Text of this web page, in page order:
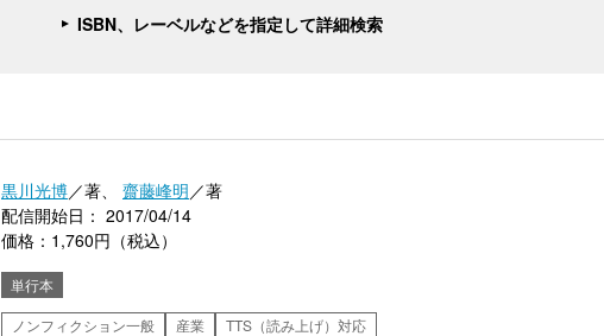
ISBN、レーベルなどを指定して詳細検索
黒川光博／著、 齋藤峰明／著
配信開始日： 2017/04/14
価格：1,760円（税込）
単行本
ノンフィクション一般
産業 TTS（読み上げ）対応